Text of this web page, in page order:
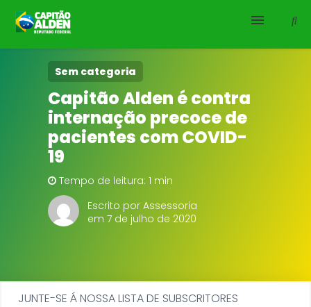
HOME
NOTÍCIAS
BIOGRAFIA
DOWNLOADS
EMENDAS
Sem categoria
Capitão Alden é contra
internação precoce de
pacientes com COVID-
19
Tempo de leitura: 1 min
Escrito por Assessoria
em 7 de julho de 2020
JUNTE-SE Á NOSSA LISTA DE SUBSCRITORES